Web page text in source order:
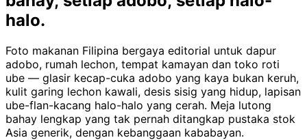
halo.
Foto makanan Filipina bergaya editorial untuk dapur
adobo, rumah lechon, tempat kamayan dan toko roti
ube — glasir kecap-cuka adobo yang kaya bukan keruh,
kulit garing lechon kawali, desis sisig yang hidup, lapisan
ube-flan-kacang halo-halo yang cerah. Meja lutong
bahay lengkap yang tak pernah ditangkap pustaka stok
Asia generik, dengan kebanggaan kababayan.